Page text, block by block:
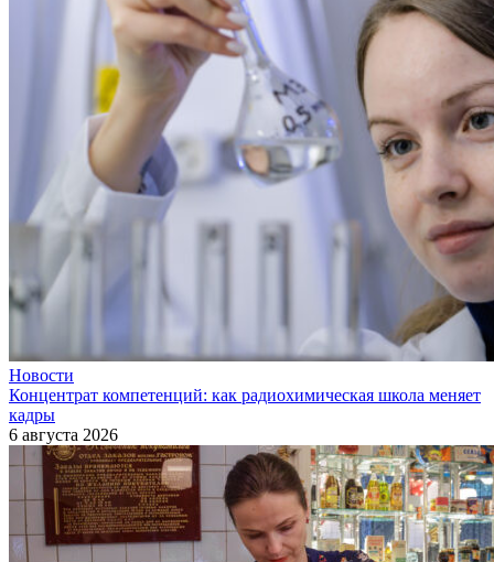
Новости
Концентрат компетенций: как радиохимическая школа меняет
кадры
6 августа 2026